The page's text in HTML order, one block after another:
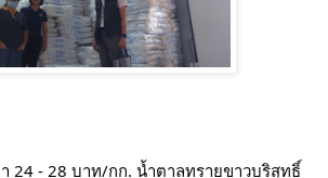
24 - 28 บาท/กก. น้ำตาลทรายขาวบริสุทธิ์